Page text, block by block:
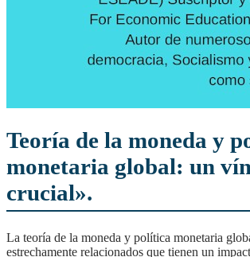
Teoría de la moneda y
monetaria global: un
crucial».
La teoría de la moneda y política monetaria global son dos temas
estrechamente relacionados que tienen un